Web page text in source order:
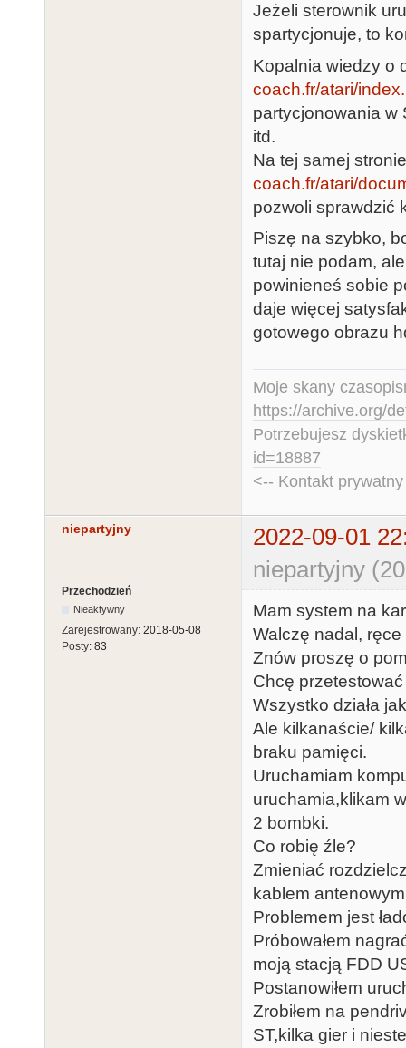
Jeżeli sterownik
spartycjonuje, to
Kopalnia wiedzy o
coach.fr/atari/
partycjonowania w
itd.
Na tej samej
coach.fr/atari/
pozwoli sprawdzić
Piszę na szybko,
tutaj nie podam,
powinieneś sobie
daje więcej
gotowego obrazu
Moje skany
https://archive.org/
Potrzebujesz
id=18887
<-- Kontakt
niepartyjny
2022-09-01
niepartyjny
Przechodzień
Nieaktywny
Zarejestrowany: 2018-05-08
Posty: 83
Mam system na
Walczę nadal,
Znów proszę o
Chcę
Wszystko działa
Ale kilkanaście/
braku pamięci.
Uruchamiam
uruchamia,klikam
2 bombki.
Co robię źle?
Zmieniać
kablem
Problemem jest
Próbowałem
moją stacją FDD
Postanowiłem
Zrobiłem na
ST,kilka gier i